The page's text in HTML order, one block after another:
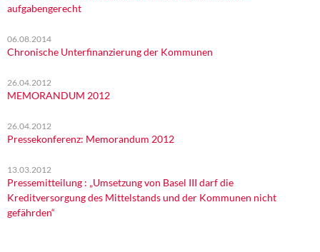
aufgabengerecht
06.08.2014
Chronische Unterfinanzierung der Kommunen
26.04.2012
MEMORANDUM 2012
26.04.2012
Pressekonferenz: Memorandum 2012
13.03.2012
Pressemitteilung : „Umsetzung von Basel III darf die
Kreditversorgung des Mittelstands und der Kommunen nicht
gefährden“